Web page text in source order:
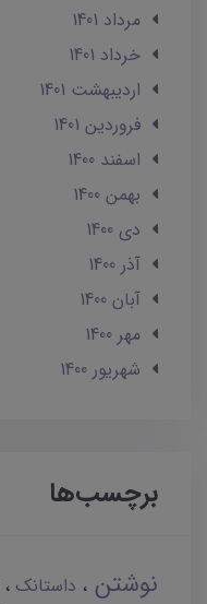
مرداد 1401
خرداد 1401
ارديبهشت 1401
فروردین 1401
اسفند 1400
بهمن 1400
دی 1400
آذر 1400
آبان 1400
مهر 1400
شهریور 1400
برچسب‌ها
نوشتن داستانک